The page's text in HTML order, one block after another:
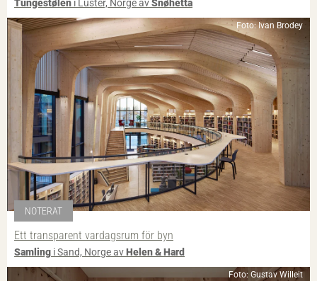
Tungestølen i Luster, Norge avSnøhetta
Foto: Ivan Brodey
NOTERAT
Ett transparent vardagsrum för byn
Samling i Sand, Norge avHelen & Hard
Foto: Gustav Willeit